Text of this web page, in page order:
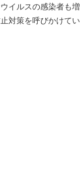
イルスの感染者も増
対策を呼びかけてい